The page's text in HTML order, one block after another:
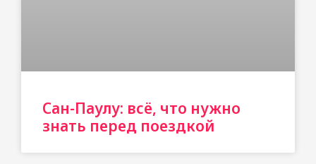
Сан-Паулу: всё, что нужно
знать перед поездкой